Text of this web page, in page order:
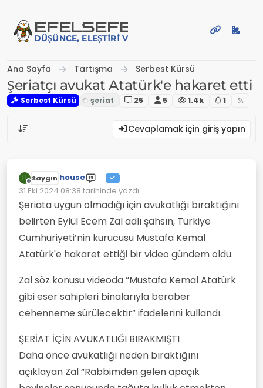
EFELSEFE
DÜŞÜNCE, ELEŞTIRI VE PAYLAŞIM PLATFORMU
Ana Sayfa Tartışma Serbest Kürsü
Şeriatçı avukat Atatürk'e hakaret etti
Serbest Kürsü 25 5 1.4k 1
Cevaplamak için giriş yapın
H
Çevrimdışı
Saygın house
31 Eki 2024 08:38 tarihinde yazdı
Son düzenleyen:
Şeriata uygun olmadığı için avukatlığı bıraktığını
belirten Eylül Ecem Zal adlı şahsın, Türkiye
Cumhuriyeti’nin kurucusu Mustafa Kemal
Atatürk'e hakaret ettiği bir video gündem oldu.
Zal söz konusu videoda “Mustafa Kemal Atatürk
gibi eser sahipleri binalarıyla beraber
cehenneme sürülecektir” ifadelerini kullandı.
ŞERİAT İÇİN AVUKATLIĞI BIRAKMIŞTI
Daha önce avukatlığı neden bıraktığını
açıklayan Zal “Rabbimden gelen apaçık